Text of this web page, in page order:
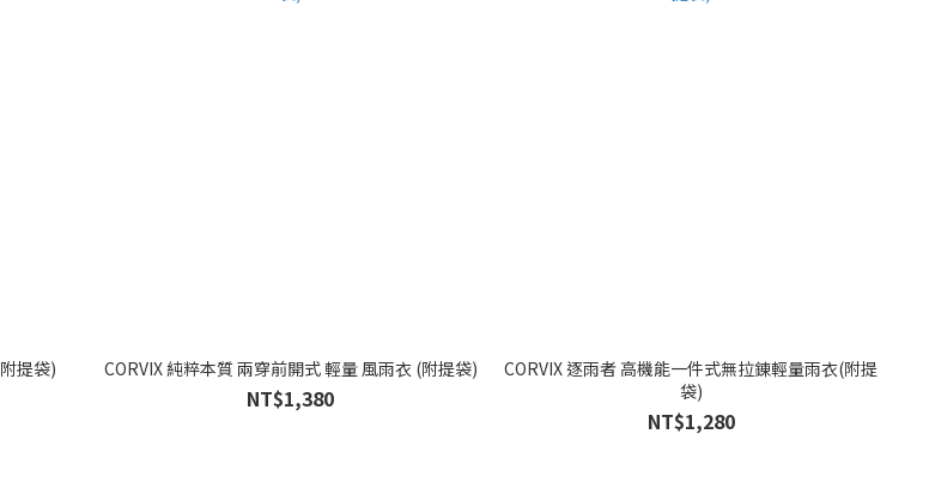
提袋) CORVIX 純粹本質 兩穿前開式 輕量 風雨衣 (附提袋)
NT$1,380
CORVIX 逐雨者 高機能一件式無拉錬輕量雨衣(附提
袋)
NT$1,280